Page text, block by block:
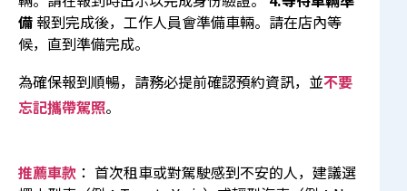
備報到完成後，工作人員會準備車輛。請在店內等
候，直到準備完成。
為確保報到順暢，請務必提前確認預約資訊，並不要
忘記攜帶駕照。
推薦車款 ： 首次租車或對駕駛感到不安的人，建議選